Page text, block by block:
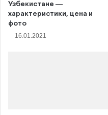
Узбекистане —
характеристики, цена и
фото
16.01.2021